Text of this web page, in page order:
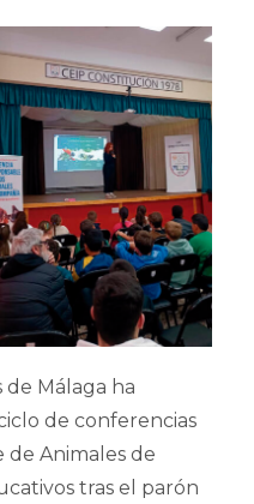
de Málaga ha
de conferencias
de Animales de
tras el parón